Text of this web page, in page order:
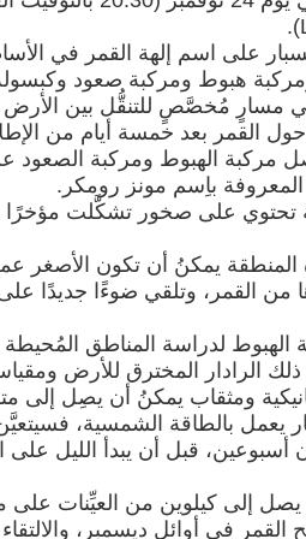
على اسم إلهة القمر في
هبوط ومركبة صعود
مسارٍ مُخصَّصٍ للتنقُّل بين الأرض
مركبة الهبوط ومركبة الصعود
المعروفة باِسم مونز رومكر.
تحتوي على صخور تشكَّلت مؤخرًا
المنطقة يمكنُ أن تكون الأصغر
من القمر، وتلقي ضوءًا جديدًا
لدراسة المناطق المُحيطة
ذلك الرادار المخترق للأرض
ومثقاب يمكنُ أن يصِل إلى
يعمل بالطاقة الشمسية،
أسبوعين، قبل أن يبدأ الليل
إلى كيلوين من العيِّنات على
في أوائل ديسمبر، والالتقاء